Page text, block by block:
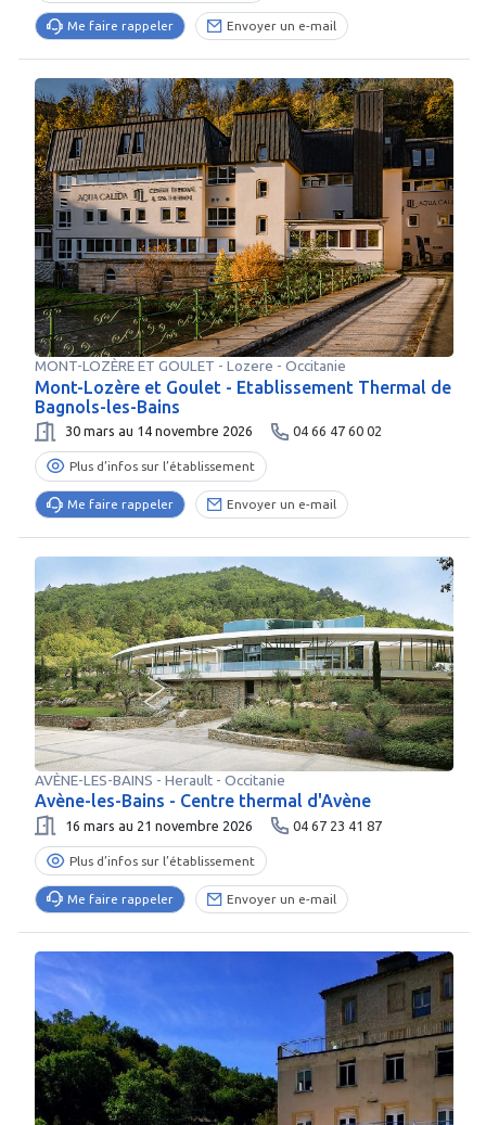
Me faire rappeler Envoyer un e-mail
MONT-LOZÈRE ET GOULET - Lozere - Occitanie
Mont-Lozère et Goulet - Etablissement Thermal de
Bagnols-les-Bains
30 mars au 14 novembre 2026 04 66 47 60 02
Plus d’infos sur l’établissement
Me faire rappeler Envoyer un e-mail
AVÈNE-LES-BAINS - Herault- Occitanie
Avène-les-Bains - Centre thermal d'Avène
16 mars au 21 novembre 2026 04 67 23 41 87
Plus d’infos sur l’établissement
Me faire rappeler Envoyer un e-mail